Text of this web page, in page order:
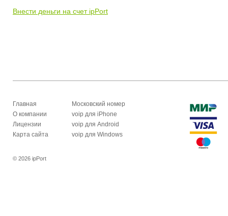
Внести деньги на счет ipPort
Главная
О компании
Лицензии
Карта сайта
Московский номер
voip для iPhone
voip для Android
voip для Windows
© 2026 ipPort